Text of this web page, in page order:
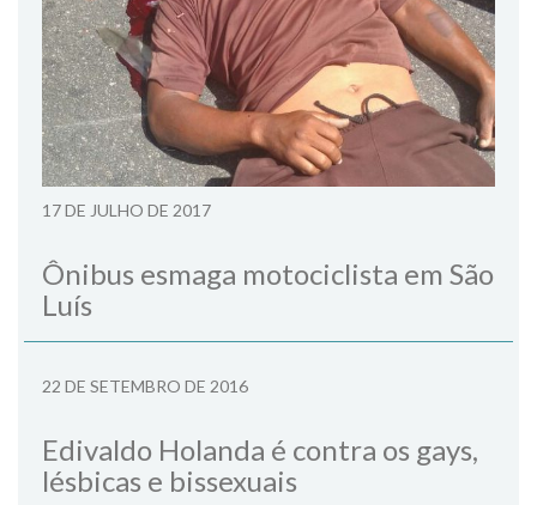
17 DE JULHO DE 2017
Ônibus esmaga motociclista em São
Luís
22 DE SETEMBRO DE 2016
Edivaldo Holanda é contra os gays,
lésbicas e bissexuais